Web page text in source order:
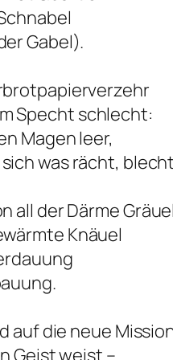
Gabel).
Specht schlecht:
Magen leer,
was rächt,
all der Därme Gräuel
Knäuel
auf die neue
Geist weist –